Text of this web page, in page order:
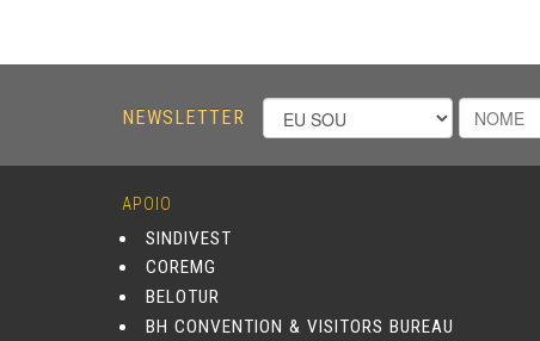
NEWSLETTER
APOIO
SINDIVEST
COREMG
BELOTUR
BH CONVENTION & VISITORS BUREAU